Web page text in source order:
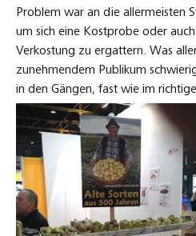
Problem war an die allermeisten
um sich eine Kostprobe oder
Verkostung zu ergattern. Was
zunehmendem Publikum
in den Gängen, fast wie im